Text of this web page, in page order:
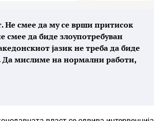
Не смее да му се врши притисок
смее да биде злоупотребуван
јазик не треба да биде
Да мислиме на нормални работи,